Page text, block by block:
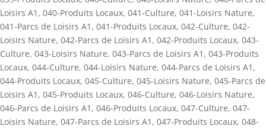
Loisirs A1 , 040-Produits Locaux, 041-Culture, 041-Loisirs Nature,
041-Parcs de Loisirs A1 , 041-Produits Locaux, 042-Culture, 042-
Loisirs Nature, 042-Parcs de Loisirs A1 , 042-Produits Locaux, 043-
Culture, 043-Loisirs Nature, 043-Parcs de Loisirs A1 , 043-Produits
Locaux, 044-Culture, 044-Loisirs Nature, 044-Parcs de Loisirs A1 ,
044-Produits Locaux, 045-Culture, 045-Loisirs Nature, 045-Parcs de
Loisirs A1 , 045-Produits Locaux, 046-Culture, 046-Loisirs Nature,
046-Parcs de Loisirs A1 , 046-Produits Locaux, 047-Culture, 047-
Loisirs Nature, 047-Parcs de Loisirs A1 , 047-Produits Locaux, 048-